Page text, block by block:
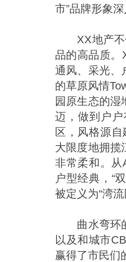
市”品牌形象
XX地产不但
品的高品质。
通风、采光、
的草原风情
园原生态的湿
迈，做到户
区，风格源
大限度地拥揽
非常柔和。从
户型经典，“
被定义为“湾
曲水弯环的
以及和城市
赢得了市民们